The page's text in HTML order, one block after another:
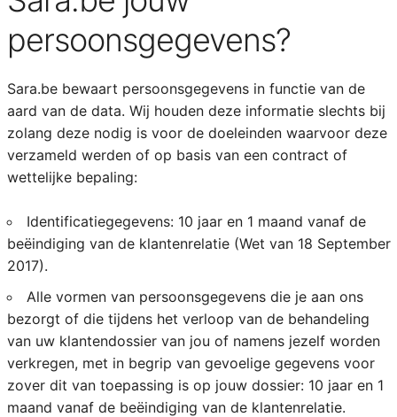
persoonsgegevens?
Sara.be bewaart persoonsgegevens in functie van de
aard van de data. Wij houden deze informatie slechts bij
zolang deze nodig is voor de doeleinden waarvoor deze
verzameld werden of op basis van een contract of
wettelijke bepaling:
Identificatiegegevens: 10 jaar en 1 maand vanaf de
beëindiging van de klantenrelatie (Wet van 18 September
2017).
Alle vormen van persoonsgegevens die je aan ons
bezorgt of die tijdens het verloop van de behandeling
van uw klantendossier van jou of namens jezelf worden
verkregen, met in begrip van gevoelige gegevens voor
zover dit van toepassing is op jouw dossier: 10 jaar en 1
maand vanaf de beëindiging van de klantenrelatie.